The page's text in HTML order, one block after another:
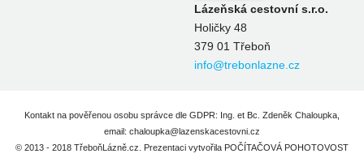
Lázeňská cestovní s.r.o.
Holičky 48
379 01 Třeboň
info@trebonlazne.cz
Kontakt na pověřenou osobu správce dle GDPR: Ing. et Bc. Zdeněk Chaloupka,
email: chaloupka@lazenskacestovni.cz
© 2013 - 2018 TřeboňLázně.cz. Prezentaci vytvořila POČÍTAČOVÁ POHOTOVOST